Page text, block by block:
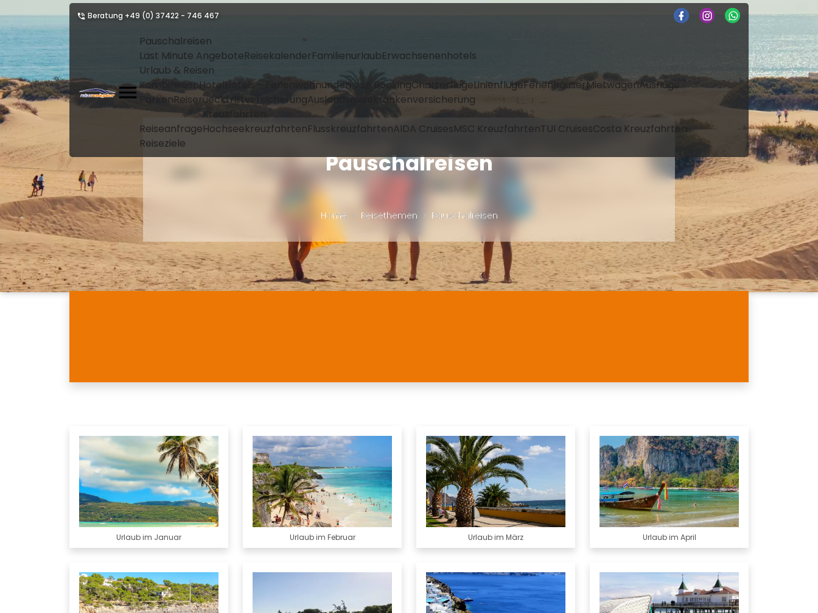
Beratung +49 (0) 37422 - 746 467
Pauschalreisen
Last Minute AngeboteReisekalenderFamilienurlaubErwachsenenhotels
Urlaub & Reisen
KombireisenHotelHotels - Ferienwohnungen von BookingCharterflügeLinienflügeFerienhäuserMietwagenAusflüge
ParkenReiseruecktrittversicherungAuslandsreisekrankenversicherung
Reiseanfrage
Kreuzfahrten
HochseekreuzfahrtenFlusskreuzfahrtenAIDA CruisesMSC KreuzfahrtenTUI CruisesCosta Kreuzfahrten
Reiseziele
Pauschalreisen
Home Reisethemen Pauschalreisen
Urlaub im Januar Urlaub im Februar Urlaub im März Urlaub im April